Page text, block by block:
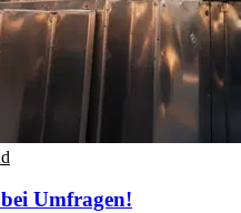
Umfragen!